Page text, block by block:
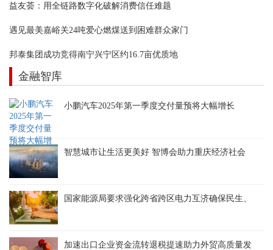
益友荟：用全链路数字化破解消费信任难题
遇见最美嘉峪关24吨爱心燃煤送到困难群众家门
邦泰集团成功竞得南宁兴宁区约16.7亩优质地
金融智库
小鹏汽车2025年第一季度交付量预将大幅增长
智慧城市让生活更美好 智博会助力重庆经济社会
国家能源局要求强化跨省跨区电力互济确保民生、
加速出口企业资金流转退税提速助力外贸高质量发